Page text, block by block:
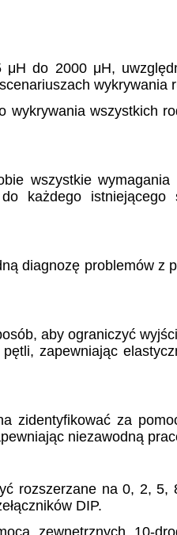
μH do 2000 μH,
wykrywania
wszystkich
wszystkie
każdego istniejącego
diagnozę problemów z
aby ograniczyć
zapewniając
zidentyfikować za
niezawodną
rozszerzane na 0, 2, 5,
DIP.
zewnętrznych 10-